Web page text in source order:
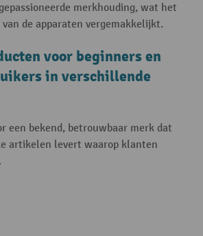
merkhouding, wat het
de apparaten vergemakkelijkt.
voor beginners en
in verschillende
een bekend, betrouwbaar merk dat
artikelen levert waarop klanten